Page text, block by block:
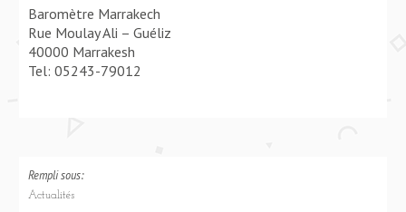
Baromètre Marrakech
Rue Moulay Ali – Guéliz
40000 Marrakesh
Tel: 05243-79012
Rempli sous:
Actualités